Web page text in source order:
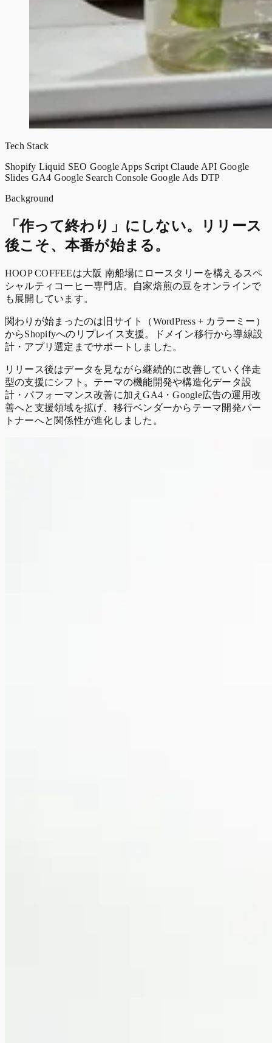
Tech Stack
Shopify Liquid SEO Google Apps ScriptClaude API Google
Slides GA4 Google Search Console Google Ads DTP
Background
「作って終わり」にしない。リリース
後こそ、本番が始まる。
HOOP COFFEEは大阪 南船場にロースタリーを構えるスペ
シャルティコーヒー専門店。自家焙煎の豆をオンラインで
も展開しています。
関わりが始まったのは旧サイト（WordPress + カラーミー）
からShopifyへのリプレイス支援。ドメイン移行から導線設
計・アプリ選定までサポートしました。
リリース後はデータを見ながら継続的に改善していく伴走
型の支援にシフト。テーマの機能開発や構造化データ設
計・パフォーマンス改善に加えGA4・Google広告の運用改
善へと支援領域を拡げ、移行ベンダーからテーマ開発パー
トナーへと関係性が進化しました。